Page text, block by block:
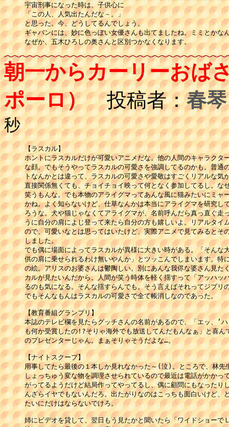
宇宙刑事になった時は、子供心に
「この人、人気出たんだな－。」
と思った。今、どうしてるんでしょう。
ギャバンには、妙に色っぽい女優さんも出てましたね。ミミとかな
なぜか、五木ひろしの奥さんと区別つかなくなります。
朝一からカーリーおば
ポーロ）投稿者：春琴
秒
【ラスカル】
ホントにラスカルだけが可愛いアニメだな。他の人間のキャラクタ
な顔。でもそうやってラスカルの可愛さを強調してるのかも。普通
トなんかとは違って、ラスカルの可愛さや愛敬はすごくリアルな気
直接関係無くても、チョイチョイ映って何となく参加してるし。な
笑うもんな。でも本物のアライグマってあんな風に猫みたいにミャ
かね。よく知らないけど、仕草なんかは本当にアライグマを研究し
ろうな。犬や猫じゃなくてアライグマが、名前呼んだら真っ直ぐ走
うに自分の肩によじ登って来たら自分の方も嬉しいよ。リアルタイ
ので、可愛いなとは思ってはいたけど、実際アニメで見てみるとそ
しました。
でも偶に場面によってラスカルが異様に大きい時がある。「そんな
供の肩に乗せられるわけ無いやんか」とツッこんでしまいます。特
の絵。アリスのお婆さんは鬱陶しい。別にあんな我侭な婆さん見た
カルが見たいんだから。人間が笑う時体を軽く揺すって「アッハッ
るのも気になる。そんな揺すらんでも。そう言えばそれってジブリ
でもそんなもんはラスカルの可愛さで全て帳消しなのであった。
【教育番組グランプリ】
本誌のテレビ欄を見たらグッチさんの名前があるので、「エッ、‘
も何か受賞したの!?そりゃ海外でも放送してんだもんなぁ」と喜ん
のプレゼンターじゃん。まぁそりゃそうだよな…。
【ナイトスクープ】
用事してたら最後の１本しか見れなかった～(泣)。ところで、林先
しょっちゅう変な物を調理させられているので最近は電話がかかっ
がってるようだけど結局作ってやってるし、偶に顧問にもなったり
んざらイヤでもないんだろ。出たがりなのはこっちも面白いけど、
たいにだけはならないでけろ。
姉にビデオを貸して、翌日もう見たかと聞いたら「ワイドショーで